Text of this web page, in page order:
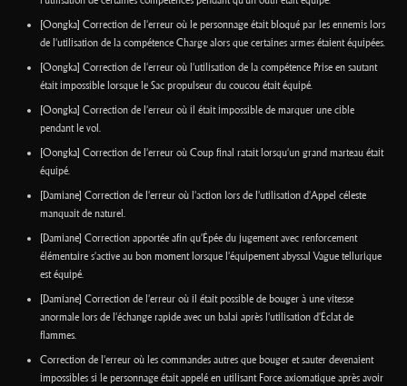
[Oongka] Correction de l'erreur où le personnage était bloqué par les ennemis lors
de l'utilisation de la compétence Charge alors que certaines armes étaient équipées.
[Oongka] Correction de l'erreur où l'utilisation de la compétence Prise en sautant
était impossible lorsque le Sac propulseur du coucou était équipé.
[Oongka] Correction de l'erreur où il était impossible de marquer une cible
pendant le vol.
[Oongka] Correction de l'erreur où Coup final ratait lorsqu'un grand marteau était
équipé.
[Damiane] Correction de l'erreur où l'action lors de l'utilisation d'Appel céleste
manquait de naturel.
[Damiane] Correction apportée afin qu'Épée du jugement avec renforcement
élémentaire s'active au bon moment lorsque l'équipement abyssal Vague tellurique
est équipé.
[Damiane] Correction de l'erreur où il était possible de bouger à une vitesse
anormale lors de l'échange rapide avec un balai après l'utilisation d'Éclat de
flammes.
Correction de l'erreur où les commandes autres que bouger et sauter devenaient
impossibles si le personnage était appelé en utilisant Force axiomatique après avoir